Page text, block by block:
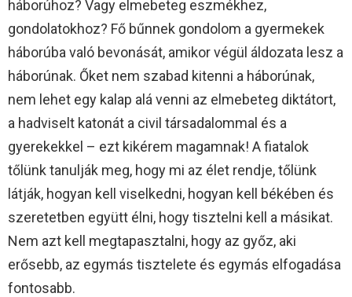
háborúhoz? Vagy elmebeteg eszmékhez,
gondolatokhoz? Fő bűnnek gondolom a gyermekek
háborúba való bevonását, amikor végül áldozata lesz a
háborúnak. Őket nem szabad kitenni a háborúnak,
nem lehet egy kalap alá venni az elmebeteg diktátort,
a hadviselt katonát a civil társadalommal és a
gyerekekkel – ezt kikérem magamnak! A fiatalok
tőlünk tanulják meg, hogy mi az élet rendje, tőlünk
látják, hogyan kell viselkedni, hogyan kell békében és
szeretetben együtt élni, hogy tisztelni kell a másikat.
Nem azt kell megtapasztalni, hogy az győz, aki
erősebb, az egymás tisztelete és egymás elfogadása
fontosabb.